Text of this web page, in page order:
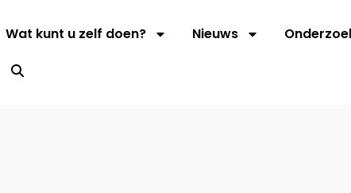
Wat kunt u zelf doen? Nieuws